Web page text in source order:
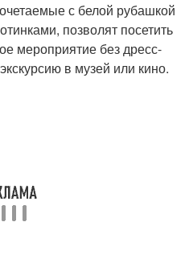
с белой рубашкой
позволят посетить
мероприятие без дресс-
в музей или кино.